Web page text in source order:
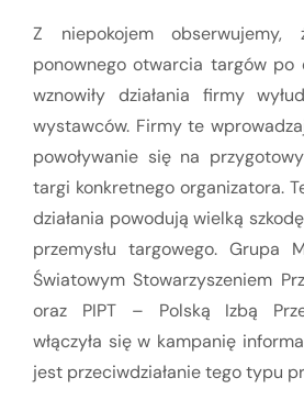
Z niepokojem
ponownego otwarcia targów po
wznowiły działania firmy
wystawców. Firmy te
powoływanie się na
targi konkretnego organizatora.
działania powodują wielką
przemysłu targowego. Grupa
Światowym Stowarzyszeniem
oraz PIPT – Polską Izbą
włączyła się w kampanię
jest przeciwdziałanie tego typu